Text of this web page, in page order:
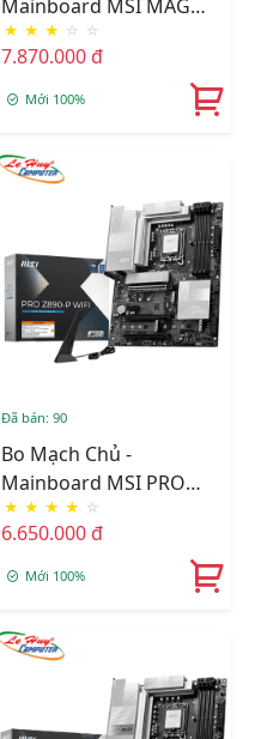
Mainboard MSI MAG
B860 TOMAHAWK WIFI
DDR5
★ ★ ★ ☆ ☆
7.870.000 đ
Mới 100%
Đã bán: 90
Bo Mạch Chủ -
Mainboard MSI PRO
Z890-P WIFI DDR5
★ ★ ★ ★ ☆
6.650.000 đ
Mới 100%